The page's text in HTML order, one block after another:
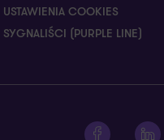
USTAWIENIA COOKIES
SYGNALIŚCI (PURPLE LINE)
Zobacz profil